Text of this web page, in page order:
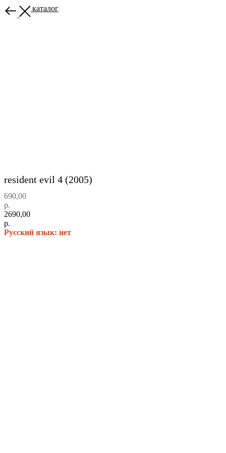
Назад в каталог
resident evil 4 (2005)
690,00
р.
2690,00
р.
Русский язык: нет